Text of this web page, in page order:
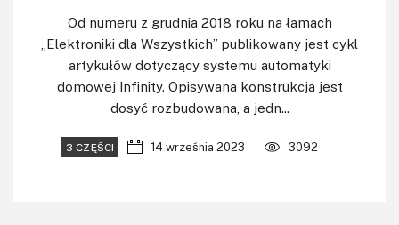
Od numeru z grudnia 2018 roku na łamach
„Elektroniki dla Wszystkich” publikowany jest cykl
artykułów dotyczący systemu automatyki
domowej Infinity. Opisywana konstrukcja jest
dosyć rozbudowana, a jedn...
3 CZĘŚCI 14 września 2023 3092